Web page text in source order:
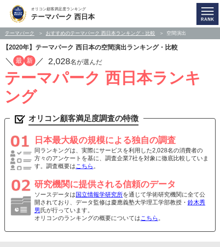
オリコン顧客満足度ランキング
テーマパーク 西日本
テーマパーク おすすめのテーマパーク 西日本ランキング・比較 空間演出
【2020年】テーマパーク 西日本の空間演出ランキング・比較
／ 最 新 ／ 2,028名が選んだ
テーマパーク 西日本ランキ
ング
オリコン顧客満足度調査の特徴
日本最大級の規模による独自の調査
同ランキングは、実際にサービスを利用した2,028名の消費者の
方々のアンケートを基に、調査企業7社を対象に徹底比較していま
す。調査概要はこちら 。
研究機関に提供される信頼のデータ
ソースデータは 国立情報学研究所を通じて学術研究機関に全て公
開されており、データ監修は慶應義塾大学理工学部教授・ 鈴木秀
男 氏が行っています。
オリコンのランキングの概要についてはこちら 。